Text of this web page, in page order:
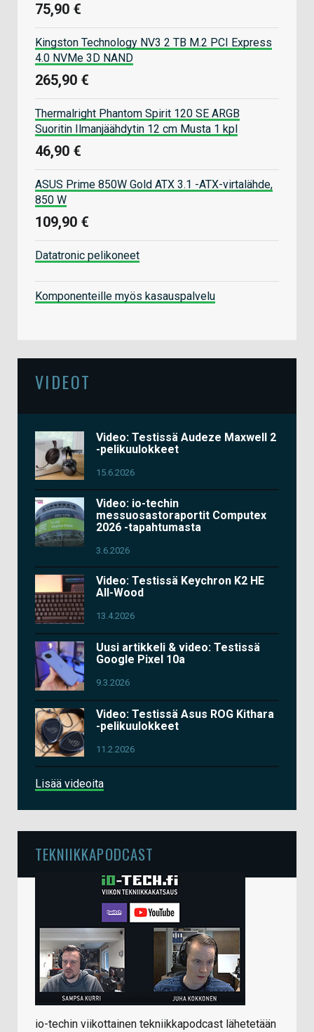
75,90 €
Kingston Technology NV3 2 TB M.2 PCI Express
4.0 NVMe 3D NAND
265,90 €
Thermalright Phantom Spirit 120 SE ARGB
Suoritin Ilmanjäähdytin 12 cm Musta 1 kpl
46,90 €
ASUS Prime 850W Gold ATX 3.1 -ATX-virtalähde,
850 W
109,90 €
Datatronic pelikoneet
Komponenteille myös kasauspalvelu
VIDEOT
Video: Testissä Audeze Maxwell 2
-pelikuulokkeet
15.6.2026
Video: io-techin
messuosastoraportit Computex
2026 -tapahtumasta
3.6.2026
Video: Testissä Keychron K2 HE
All-Wood
13.4.2026
Uusi artikkeli & video: Testissä
Google Pixel 10a
9.3.2026
Video: Testissä Asus ROG Kithara
-pelikuulokkeet
11.2.2026
Lisää videoita
TEKNIIKKAPODCAST
io-techin viikottainen tekniikkapodcast lähetetään